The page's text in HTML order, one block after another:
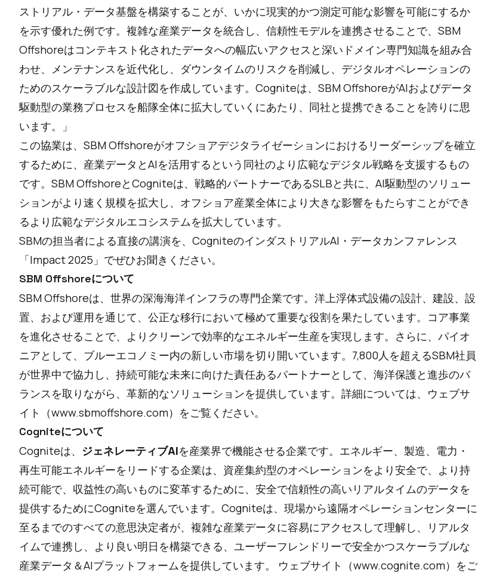
ストリアル・データ基盤を構築することが、いかに現実的かつ測定可能な影響を可能にするか
を示す優れた例です。複雑な産業データを統合し、信頼性モデルを連携させることで、SBM
Offshoreはコンテキスト化されたデータへの幅広いアクセスと深いドメイン専門知識を組み合
わせ、メンテナンスを近代化し、ダウンタイムのリスクを削減し、デジタルオペレーションの
ためのスケーラブルな設計図を作成しています。Cogniteは、SBM OffshoreがAIおよびデータ
駆動型の業務プロセスを船隊全体に拡大していくにあたり、同社と提携できることを誇りに思
います。」
この協業は、SBM Offshoreがオフショアデジタライゼーションにおけるリーダーシップを確立
するために、産業データとAIを活用するという同社のより広範なデジタル戦略を支援するもの
です。SBM OffshoreとCogniteは、戦略的パートナーであるSLBと共に、AI駆動型のソリュー
ションがより速く規模を拡大し、オフショア産業全体により大きな影響をもたらすことができ
るより広範なデジタルエコシステムを拡大しています。
SBMの担当者による直接の講演を、CogniteのインダストリアルAI・データカンファレンス
「Impact 2025 」でぜひお聞きください。
SBM Offshoreについて
SBM Offshoreは、世界の深海海洋インフラの専門企業です。洋上浮体式設備の設計、建設、設
置、および運用を通じて、公正な移行において極めて重要な役割を果たしています。コア事業
を進化させることで、よりクリーンで効率的なエネルギー生産を実現します。さらに、パイオ
ニアとして、ブルーエコノミー内の新しい市場を切り開いています。7,800人を超えるSBM社員
が世界中で協力し、持続可能な未来に向けた責任あるパートナーとして、海洋保護と進歩のバ
ランスを取りながら、革新的なソリューションを提供しています。詳細については、ウェブサ
イト（www.sbmoffshore.com）をご覧ください。
Cogniteについて
Cogniteは、 ジェネレーティブAIを産業界で機能させる企業です。エネルギー、製造、電力・
再生可能エネルギーをリードする企業は、資産集約型のオペレーションをより安全で、より持
続可能で、収益性の高いものに変革するために、安全で信頼性の高いリアルタイムのデータを
提供するためにCogniteを選んでいます。Cogniteは、現場から遠隔オペレーションセンターに
至るまでのすべての意思決定者が、複雑な産業データに容易にアクセスして理解し、リアルタ
イムで連携し、より良い明日を構築できる、ユーザーフレンドリーで安全かつスケーラブルな
産業データ＆AIプラットフォームを提供しています。 ウェブサイト（www.cognite.com）をご